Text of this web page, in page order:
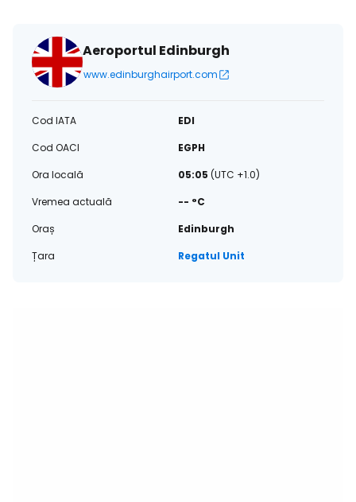
Aeroportul Edinburgh
www.edinburghairport.com
Cod IATA
EDI
Cod OACI
EGPH
Ora locală
05:05 (UTC +1.0)
Vremea actuală
-- °C
Oraș
Edinburgh
Țara
Regatul Unit